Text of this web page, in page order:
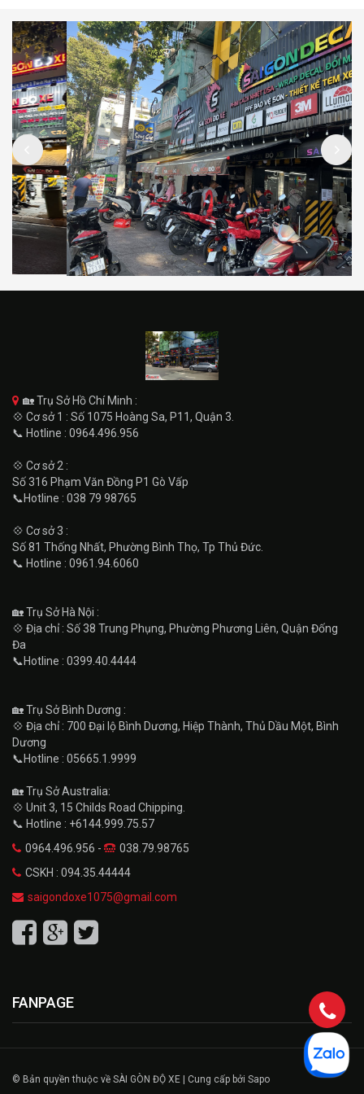
🏡 Trụ Sở Hồ Chí Minh :
💠 Cơ sở 1 : Số 1075 Hoàng Sa, P11, Quận 3.
📞 Hotline : 0964.496.956
💠 Cơ sở 2 :
Số 316 Phạm Văn Đồng P1 Gò Vấp
📞Hotline : 038 79 98765
💠 Cơ sở 3 :
Số 81 Thống Nhất, Phường Bình Thọ, Tp Thủ Đức.
📞 Hotline : 0961.94.6060
🏡 Trụ Sở Hà Nội :
💠 Địa chỉ : Số 38 Trung Phụng, Phường Phương Liên, Quận Đống
Đa
📞Hotline : 0399.40.4444
🏡 Trụ Sở Bình Dương :
💠 Địa chỉ : 700 Đại lộ Bình Dương, Hiệp Thành, Thủ Dầu Một, Bình
Dương
📞Hotline : 05665.1.9999
🏡 Trụ Sở Australia:
💠 Unit 3, 15 Childs Road Chipping.
📞 Hotline : +6144.999.75.57
0964.496.956 -
038.79.98765
CSKH : 094.35.44444
saigondoxe1075@gmail.com
FANPAGE
© Bản quyền thuộc về SÀI GÒN ĐỘ XE | Cung cấp bởi Sapo